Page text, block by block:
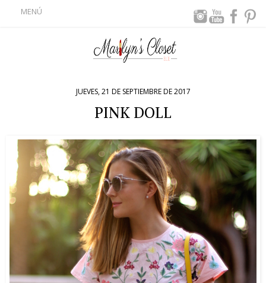
MENÚ
JUEVES, 21 DE SEPTIEMBRE DE 2017
PINK DOLL